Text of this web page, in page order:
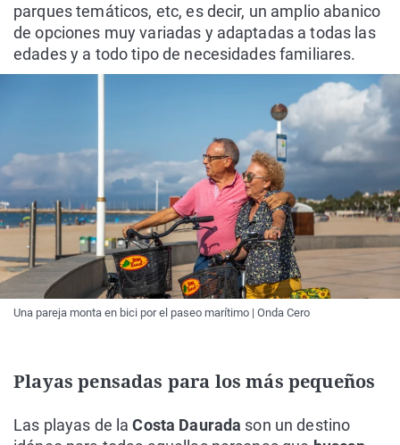
parques temáticos, etc, es decir, un amplio abanico
de opciones muy variadas y adaptadas a todas las
edades y a todo tipo de necesidades familiares.
Una pareja monta en bici por el paseo marítimo | Onda Cero
Playas pensadas para los más pequeños
Las playas de laCosta Daurada son un destino